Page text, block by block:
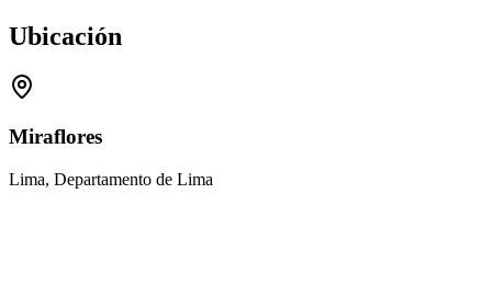
Ubicación
Miraflores
Lima, Departamento de Lima